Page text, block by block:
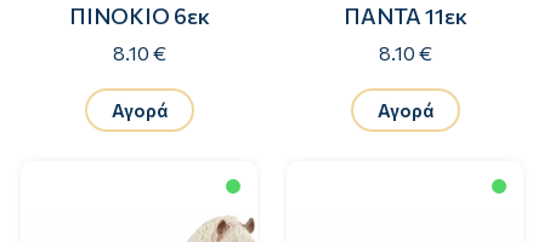
ΠΙΝΟΚΙΟ 6εκ
8.10 €
Αγορά
ΠΑΝΤΑ 11εκ
8.10 €
Αγορά